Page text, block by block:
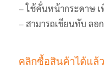
– ใช้คั่นหน้ากระดาษ
– สามารถเขียนทับ ลอ
คลิกซื้อสินค้าได้แล้